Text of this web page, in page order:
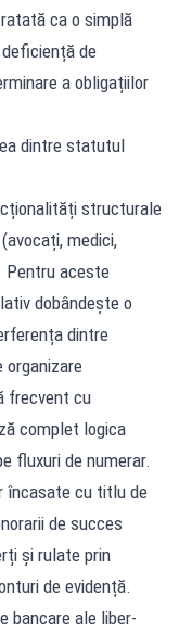
ca o simplă
de
a obligațiilor
dintre statutul
structurale
medici,
Pentru aceste
dobândește o
dintre
organizare
frecvent cu
complet logica
fluxuri de numerar.
încasate cu titlu de
de succes
și rulate prin
de evidență.
bancare ale liber-